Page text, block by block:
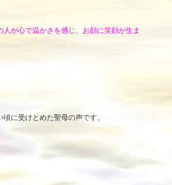
が心で温かさを感じ、お顔に笑顔が生ま
に受けとめた聖母の声です。